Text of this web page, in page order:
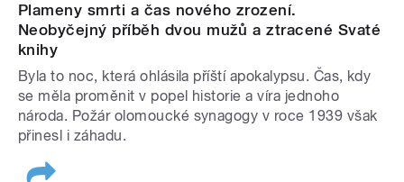
Plameny smrti a čas nového zrození.
Neobyčejný příběh dvou mužů a ztracené Svaté
knihy
Byla to noc, která ohlásila příští apokalypsu. Čas, kdy
se měla proměnit v popel historie a víra jednoho
národa. Požár olomoucké synagogy v roce 1939 však
přinesl i záhadu.